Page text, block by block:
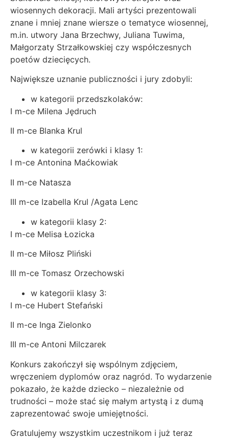
wiosennych dekoracji. Mali artyści prezentowali
znane i mniej znane wiersze o tematyce wiosennej,
m.in. utwory Jana Brzechwy, Juliana Tuwima,
Małgorzaty Strzałkowskiej czy współczesnych
poetów dziecięcych.
Największe uznanie publiczności i jury zdobyli:
w kategorii przedszkolaków:
I m-ce Milena Jędruch
II m-ce Blanka Krul
w kategorii zerówki i klasy 1:
I m-ce Antonina Maćkowiak
II m-ce Natasza
III m-ce Izabella Krul /Agata Lenc
w kategorii klasy 2:
I m-ce Melisa Łozicka
II m-ce Miłosz Pliński
III m-ce Tomasz Orzechowski
w kategorii klasy 3:
I m-ce Hubert Stefański
II m-ce Inga Zielonko
III m-ce Antoni Milczarek
Konkurs zakończył się wspólnym zdjęciem,
wręczeniem dyplomów oraz nagród. To wydarzenie
pokazało, że każde dziecko – niezależnie od
trudności – może stać się małym artystą i z dumą
zaprezentować swoje umiejętności.
Gratulujemy wszystkim uczestnikom i już teraz